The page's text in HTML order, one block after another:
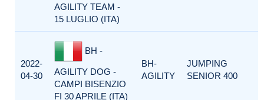
AGILITY TEAM -
15 LUGLIO (ITA)
2022-
04-30
BH -
AGILITY DOG -
CAMPI BISENZIO
FI 30 APRILE (ITA)
BH-
AGILITY
JUMPING
SENIOR 400